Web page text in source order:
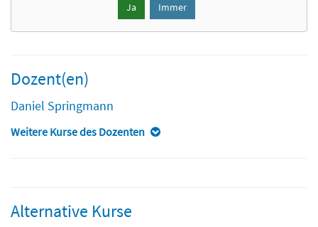
Ja Immer
Dozent(en)
Daniel Springmann
Weitere Kurse des Dozenten
Alternative Kurse